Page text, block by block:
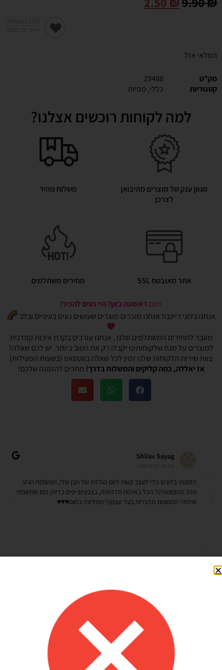
המלאי אזל
מק"ט
29488
קטגוריות
כללי, מפיות
למה לקוחות רוכשים אצלנו?
מגוון ענק של מוצרים מהיבואן
לצרכן
משלוח מהיר
אתר מאובטח SSL מחירים משתלמים
פעם ראשונה כאן? היי נעים להכיר!
אנחנו בלוני ריינבו! אנחנו מוכרים מוצרים שעושים נעים בעיניים ובלב
מעבר למחירים המשתלמים שלנו , אנחנו עורכים בקרת איכות קפדנית
למוצרים על מנת שלקוחותינו יקבלו רק את הטוב ביותר. יש לכם שאלה?
צוות שירות הלקוחות שלנו זמין לכל שאלה בווטסאפ (בשעות הפעילות)
אז יאללה, כמה קליקים והמשלוח בדרך! מחכים להזמנה שלכם!
Shilav Sayag
איכות מדהימה!
הזמנתי בלונים כדי לעצב קשת ליום הולדת של הבן שלי, המשלוח הגיע
מהר מהמצופה!! הכל באיכות מדהימה, בצבעים יפים בדיוק כמו שחשבתי
שיהיו!! התמונות מדברות בעד עצמן!! ממליצה בחום♥️♥️♥️